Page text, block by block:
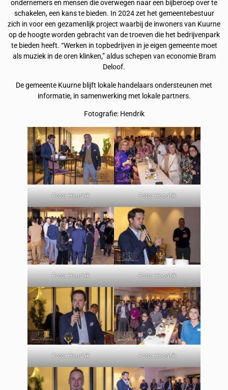
ondernemers en mensen die overwegen naar een bijberoep over te
schakelen, een kans te bieden. In 2024 zet het gemeentebestuur
zich in voor een gezamenlijk project waarbij de inwoners van Kuurne
op de hoogte worden gebracht van de troeven die het bedrijvenpark
te bieden heeft. “Werken in topbedrijven in je eigen gemeente moet
als muziek in de oren klinken,” aldus schepen van economie Bram
Deloof.
De gemeente Kuurne blijft lokale handelaars ondersteunen met
informatie, in samenwerking met lokale partners.
Fotografie: Hendrik
Foto: Hendrik Foto: Hendrik
Foto: Hendrik Foto: Hendrik
Foto: Hendrik Foto: Hendrik